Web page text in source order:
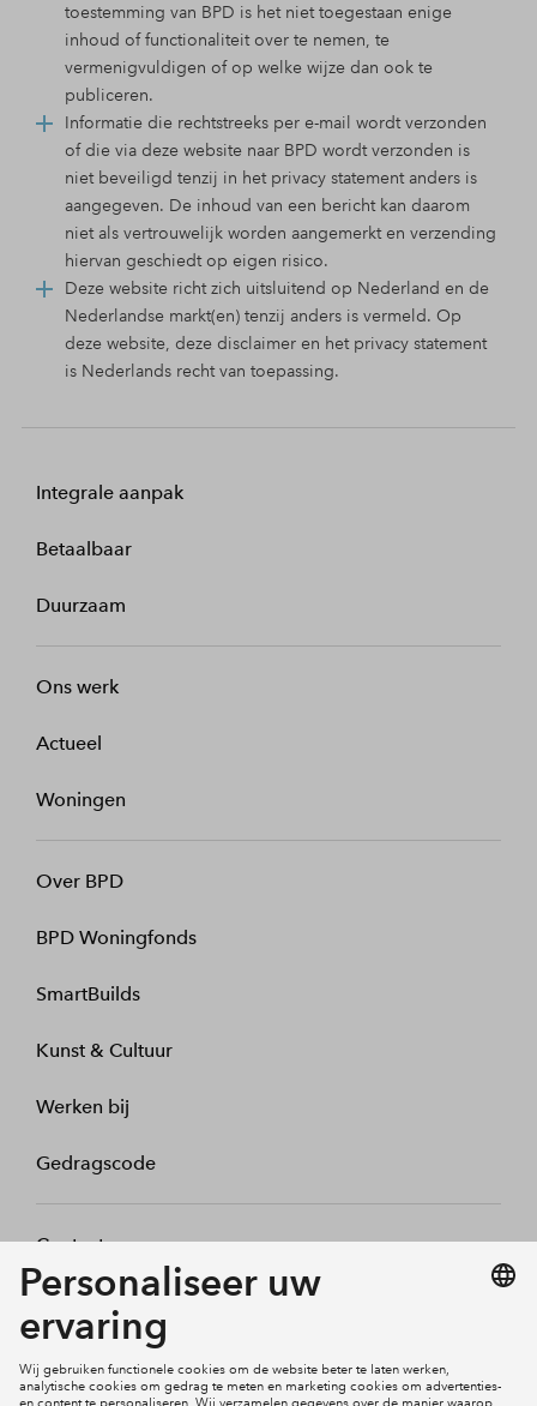
toestemming van BPD is het niet toegestaan enige
inhoud of functionaliteit over te nemen, te
vermenigvuldigen of op welke wijze dan ook te
publiceren.
Informatie die rechtstreeks per e-mail wordt verzonden
of die via deze website naar BPD wordt verzonden is
niet beveiligd tenzij in het privacy statement anders is
aangegeven. De inhoud van een bericht kan daarom
niet als vertrouwelijk worden aangemerkt en verzending
hiervan geschiedt op eigen risico.
Deze website richt zich uitsluitend op Nederland en de
Nederlandse markt(en) tenzij anders is vermeld. Op
deze website, deze disclaimer en het privacy statement
is Nederlands recht van toepassing.
Integrale aanpak
Betaalbaar
Duurzaam
Ons werk
Actueel
Woningen
Over BPD
BPD Woningfonds
SmartBuilds
Kunst & Cultuur
Werken bij
Gedragscode
Contact
Mijn profiel